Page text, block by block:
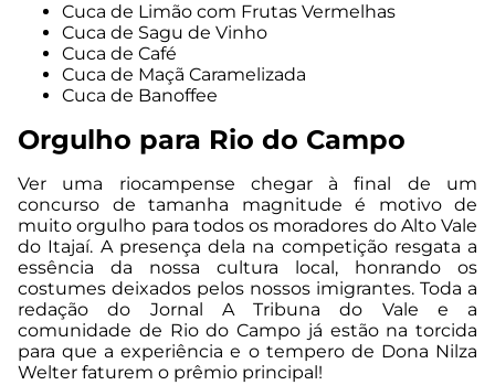
Cuca de Limão com Frutas Vermelhas
Cuca de Sagu de Vinho
Cuca de Café
Cuca de Maçã Caramelizada
Cuca de Banoffee
Orgulho para Rio do Campo
Ver uma riocampense chegar à final de um
concurso de tamanha magnitude é motivo de
muito orgulho para todos os moradores do Alto Vale
do Itajaí. A presença dela na competição resgata a
essência da nossa cultura local, honrando os
costumes deixados pelos nossos imigrantes. Toda a
redação do Jornal A Tribuna do Vale e a
comunidade de Rio do Campo já estão na torcida
para que a experiência e o tempero de Dona Nilza
Welter faturem o prêmio principal!